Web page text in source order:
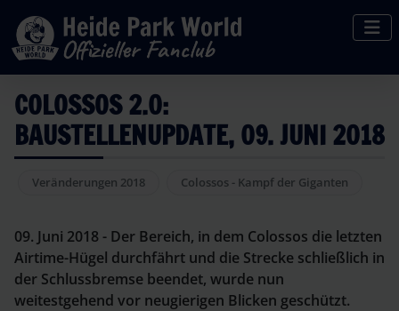
COLOSSOS 2.0:
BAUSTELLENUPDATE, 09. JUNI 2018
Veränderungen 2018 Colossos - Kampf der Giganten
09. Juni 2018 - Der Bereich, in dem Colossos die letzten
Airtime-Hügel durchfährt und die Strecke schließlich in
der Schlussbremse beendet, wurde nun
weitestgehend vor neugierigen Blicken geschützt.